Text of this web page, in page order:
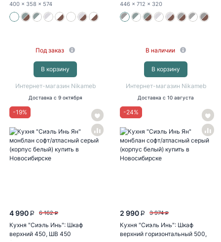
400 x 358 x 574
Под заказ
В корзину
Интернет-магазин Nikameb
Доставка с 9 октября
446 x 712 x 320
В наличии
В корзину
Интернет-магазин Nikameb
Доставка с 10 августа
-19%
4 990 P 6 162 P
Кухня "Сиэль Инь": Шкаф
верхний 450, ШВ 450
-24%
2 990 P 3 974 P
Кухня "Сиэль Инь": Шкаф
верхний горизонтальный 500,